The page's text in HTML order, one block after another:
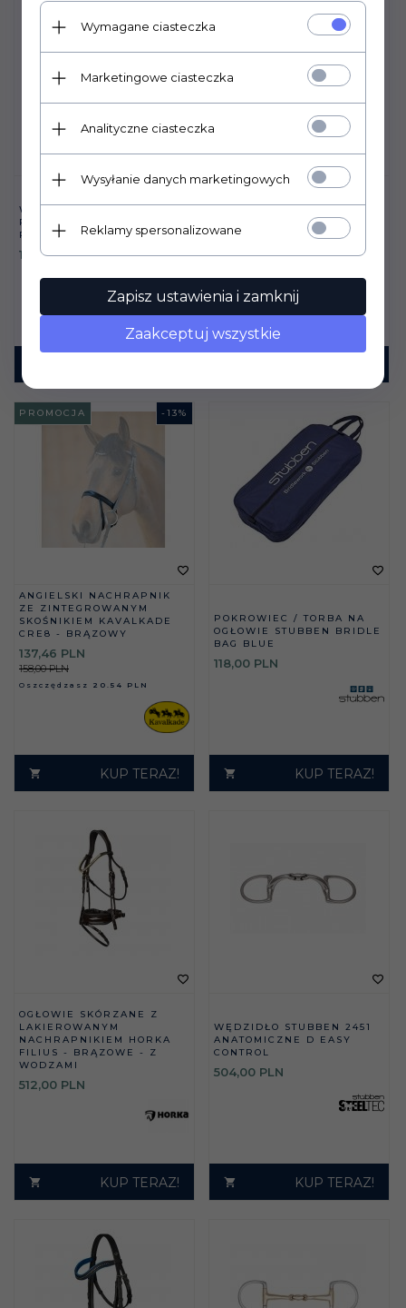
WIELOKRĄŻEK YORK
PODWÓJNIE ŁAMANY 4-
PIERŚCIENIOWY 14 MM
125,00 PLN
OGŁOWIE ANATOMICZNE
STUBBEN PRO JUMP -
NACHRAPNIK ZE
1287,00 PLN
- 13%
PROMOCJA
ANGIELSKI NACHRAPNIK
ZE ZINTEGROWANYM
SKOŚNIKIEM KAVALKADE
CRE8 - BRĄZOWY
137,46 PLN
158,00 PLN
Oszczędzasz 20.54 PLN
KUP TERAZ!
POKROWIEC / TORBA NA
OGŁOWIE STUBBEN BRIDLE
BAG BLUE
118,00 PLN
KUP TERAZ!
OGŁOWIE SKÓRZANE Z
LAKIEROWANYM
NACHRAPNIKIEM HORKA
FILIUS - BRĄZOWE - Z
WODZAMI
512,00 PLN
KUP TERAZ!
WĘDZIDŁO STUBBEN 2451
ANATOMICZNE D EASY
CONTROL
504,00 PLN
KUP TERAZ!
Wymagane ciasteczka
Marketingowe ciasteczka
Analityczne ciasteczka
Wysyłanie danych marketingowych
Reklamy spersonalizowane
Zapisz ustawienia i zamknij
Zaakceptuj wszystkie